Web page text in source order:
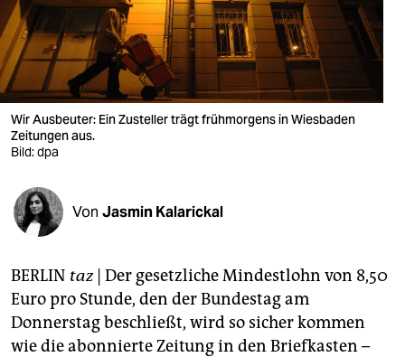
wahrheit
verlag
verlag
veranstaltungen
fragen & hilfe
abo
genossenschaft
Wir Ausbeuter: Ein Zusteller trägt frühmorgens in Wiesbaden
Zeitungen aus.
Bild: dpa
Von Jasmin Kalarickal
BERLIN taz | Der gesetzliche Mindestlohn von 8,50
Euro pro Stunde, den der Bundestag am
Donnerstag beschließt, wird so sicher kommen
wie die abonnierte Zeitung in den Briefkasten –